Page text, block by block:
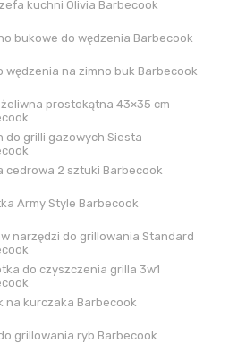
kuchni Olivia Barbecook
bukowe do wędzenia Barbecook
wędzenia na zimno buk Barbecook
żeliwna prostokątna 43×35 cm
do grilli gazowych Siesta
cedrowa 2 sztuki Barbecook
Army Style Barbecook
narzędzi do grillowania Standard
do czyszczenia grilla 3w1
na kurczaka Barbecook
grillowania ryb Barbecook